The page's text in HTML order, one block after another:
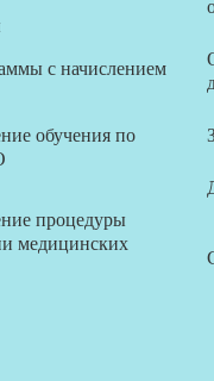
с начислением
обучения по
процедуры
медицинских